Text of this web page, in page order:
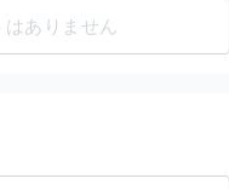
ありません